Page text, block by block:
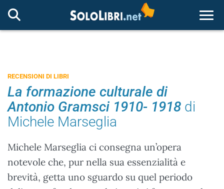
RECENSIONI DI LIBRI
La formazione culturale di
Antonio Gramsci 1910- 1918 di
Michele Marseglia
Michele Marseglia ci consegna un’opera
notevole che, pur nella sua essenzialità e
brevità, getta uno sguardo su quel periodo